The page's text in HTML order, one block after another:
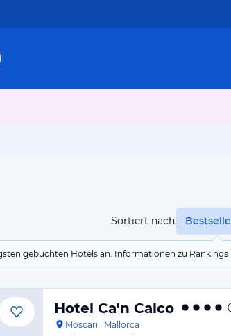
Sortiert nach:
gebuchten Hotels an. Informationen zu
Hotel Ca'n Calco
Moscari · Mallorca